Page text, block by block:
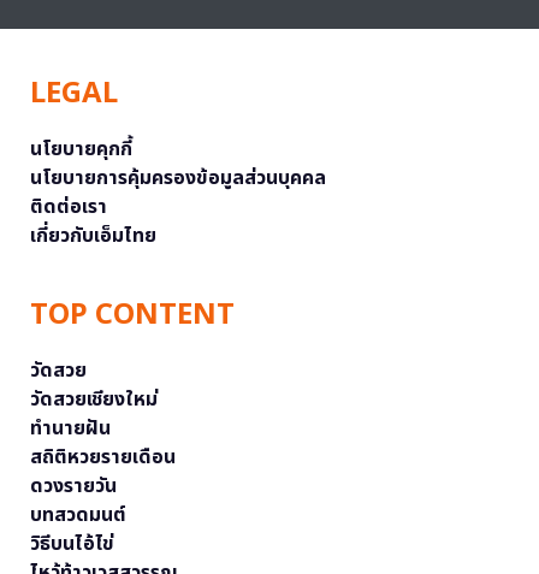
LEGAL
นโยบายคุกกี้
นโยบายการคุ้มครองข้อมูลส่วนบุคคล
ติดต่อเรา
เกี่ยวกับเอ็มไทย
TOP CONTENT
วัดสวย
วัดสวยเชียงใหม่
ทำนายฝัน
สถิติหวยรายเดือน
ดวงรายวัน
บทสวดมนต์
วิธีบนไอ้ไข่